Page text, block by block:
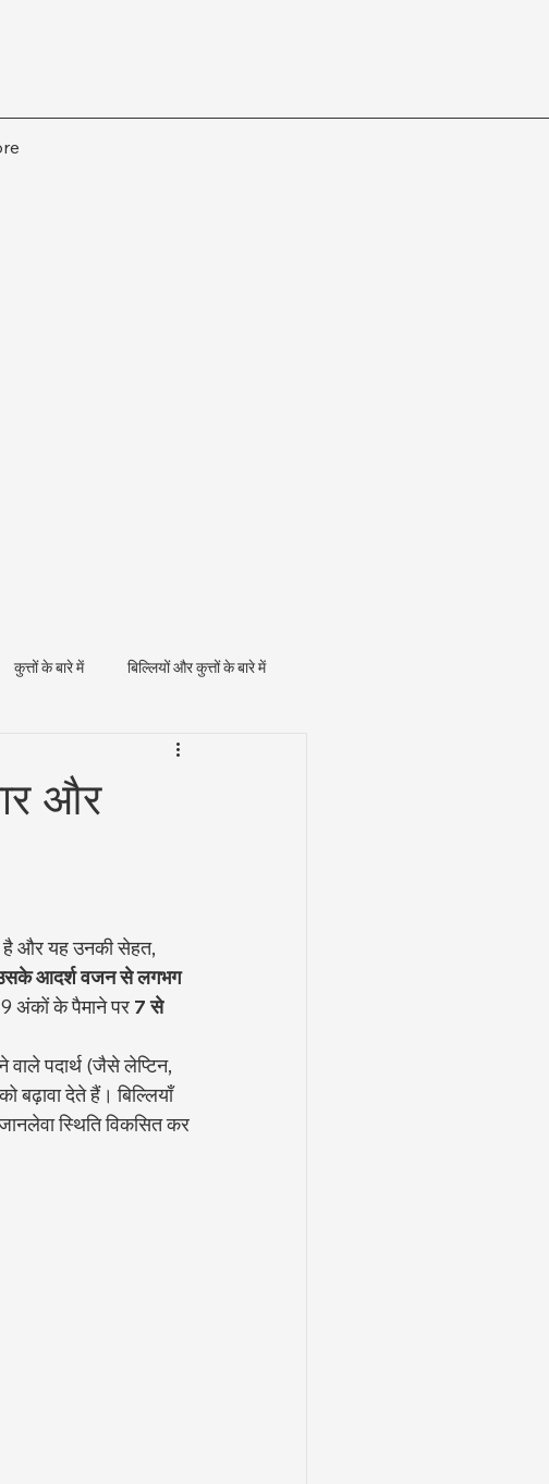
कुत्तों के बारे में बिल्लियों और कुत्तों के बारे में
और
है और यह उनकी सेहत,
आदर्श वजन से लगभग
9 अंकों के पैमाने पर 7 से
पदार्थ (जैसे लेप्टिन,
बढ़ावा देते हैं। बिल्लियाँ
स्थिति विकसित कर